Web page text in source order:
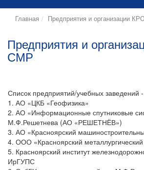
Главная Предприятия и организации
Предприятия и
СМР
Список предприятий/учебных
1. АО «ЦКБ «Геофизика»
2. АО «Информационные спутниковые
М.Ф.Решетнева (АО «РЕШЕТНЁВ»)
3. АО «Красноярский
4. ООО «Красноярский металлургический
5. Красноярский институт
ИрГУПС